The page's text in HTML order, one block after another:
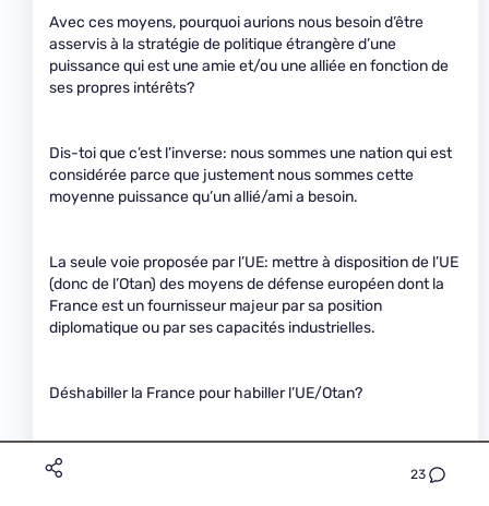
23
Avec ces moyens, pourquoi aurions nous besoin d’être
asservis à la stratégie de politique étrangère d’une
puissance qui est une amie et/ou une alliée en fonction de
ses propres intérêts?
Dis-toi que c’est l’inverse: nous sommes une nation qui est
considérée parce que justement nous sommes cette
moyenne puissance qu’un allié/ami a besoin.
La seule voie proposée par l’UE: mettre à disposition de l’UE
(donc de l’Otan) des moyens de défense européen dont la
France est un fournisseur majeur par sa position
diplomatique ou par ses capacités industrielles.
Déshabiller la France pour habiller l’UE/Otan?
Tu veux que la France soit ce petit pays sans moyens que
tu dépeins et que la question de la souveraineté de la